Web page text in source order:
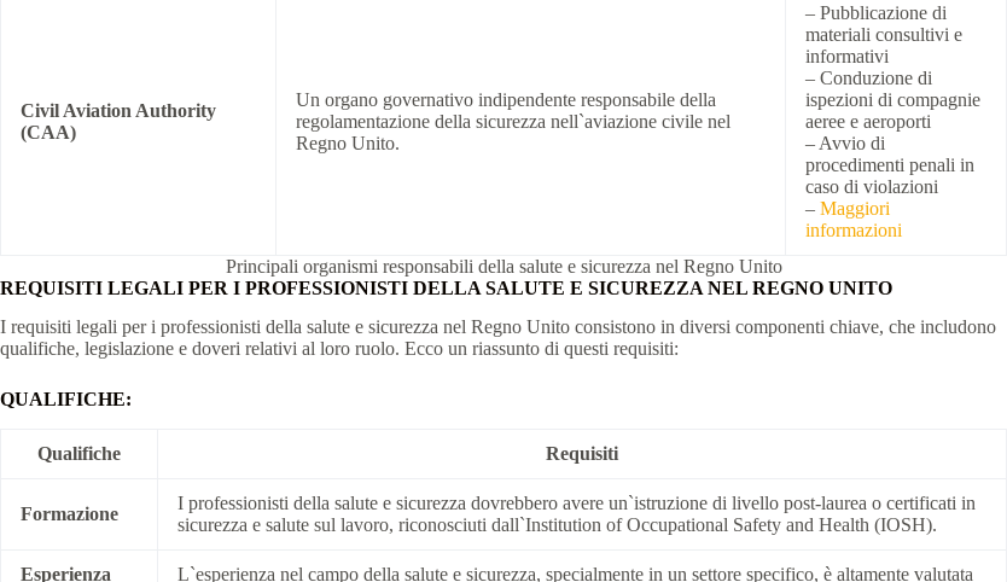
Civil Aviation Authority
(CAA)
Un organo governativo indipendente responsabile della
regolamentazione della sicurezza nell`aviazione civile nel
Regno Unito.
– Pubblicazione di
materiali consultivi e
informativi
– Conduzione di
ispezioni di compagnie
aeree e aeroporti
– Avvio di
procedimenti penali in
caso di violazioni
– Maggiori
informazioni
Principali organismi responsabili della salute e sicurezza nel Regno Unito
REQUISITI LEGALI PER I PROFESSIONISTI DELLA SALUTE E SICUREZZA NEL REGNO UNITO
I requisiti legali per i professionisti della salute e sicurezza nel Regno Unito consistono in diversi componenti chiave, che includono
qualifiche, legislazione e doveri relativi al loro ruolo. Ecco un riassunto di questi requisiti:
QUALIFICHE:
Qualifiche Requisiti
Formazione
I professionisti della salute e sicurezza dovrebbero avere un`istruzione di livello post-laurea o certificati in
sicurezza e salute sul lavoro, riconosciuti dall`Institution of Occupational Safety and Health (IOSH).
Esperienza
L`esperienza nel campo della salute e sicurezza, specialmente in un settore specifico, è altamente valutata